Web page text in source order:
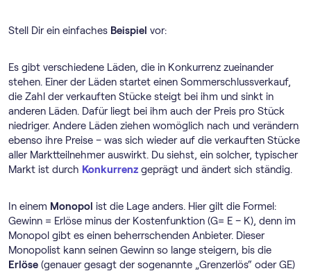
Stell Dir ein einfaches Beispiel vor:
Es gibt verschiedene Läden, die in Konkurrenz zueinander
stehen. Einer der Läden startet einen Sommerschlussverkauf,
die Zahl der verkauften Stücke steigt bei ihm und sinkt in
anderen Läden. Dafür liegt bei ihm auch der Preis pro Stück
niedriger. Andere Läden ziehen womöglich nach und verändern
ebenso ihre Preise – was sich wieder auf die verkauften Stücke
aller Marktteilnehmer auswirkt. Du siehst, ein solcher, typischer
Markt ist durch Konkurrenz geprägt und ändert sich ständig.
In einem Monopol ist die Lage anders. Hier gilt die Formel:
Gewinn = Erlöse minus der Kostenfunktion (G= E – K), denn im
Monopol gibt es einen beherrschenden Anbieter. Dieser
Monopolist kann seinen Gewinn so lange steigern, bis die
Erlöse (genauer gesagt der sogenannte „Grenzerlös“ oder GE)